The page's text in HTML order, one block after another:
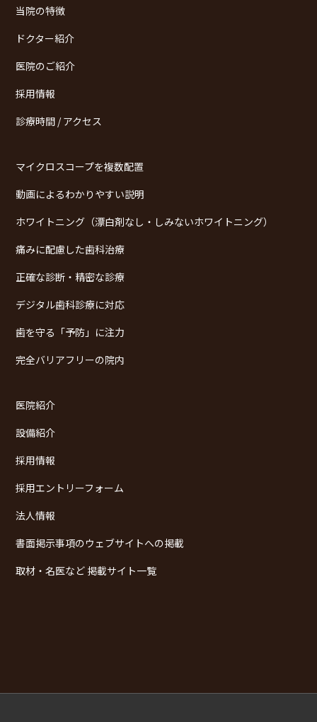
当院の特徴
ドクター紹介
医院のご紹介
採用情報
診療時間 / アクセス
マイクロスコープを複数配置
動画によるわかりやすい説明
ホワイトニング（漂白剤なし・しみないホワイトニング）
痛みに配慮した歯科治療
正確な診断・精密な診療
デジタル歯科診療に対応
歯を守る「予防」に注力
完全バリアフリーの院内
医院紹介
設備紹介
採用情報
採用エントリーフォーム
法人情報
書面掲示事項のウェブサイトへの掲載
取材・名医など 掲載サイト一覧